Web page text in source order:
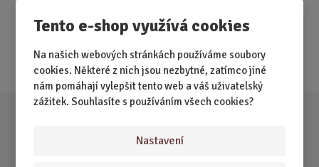
Tento e-shop využívá cookies
Na našich webových stránkách používáme soubory
cookies. Některé z nich jsou nezbytné, zatímco jiné
nám pomáhají vylepšit tento web a váš uživatelský
zážitek. Souhlasíte s používáním všech cookies?
Nastavení
Nejprodávanější
Akce